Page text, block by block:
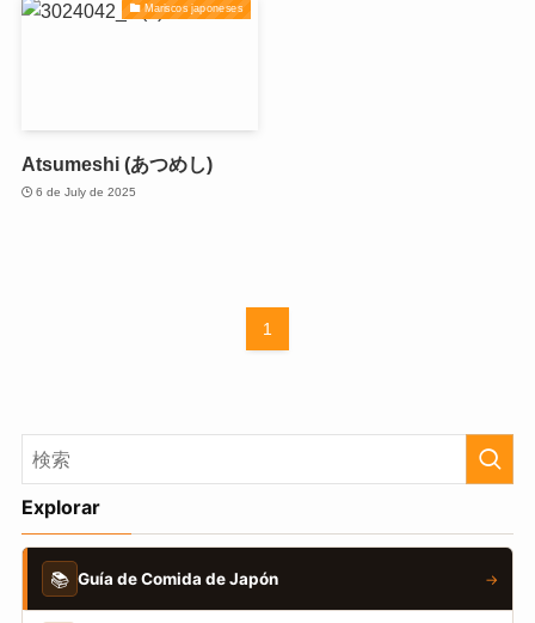
Mariscos japoneses
Atsumeshi (あつめし)
6 de July de 2025
1
Explorar
📚 Guía de Comida de Japón →